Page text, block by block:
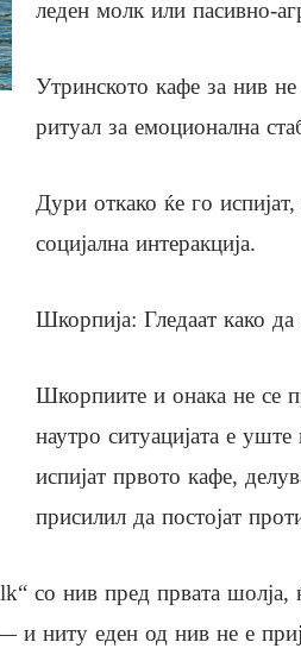
леден молк или пасивно-
Утринското кафе за нив
ритуал за емоционална
Дури откако ќе го
социјална интеракција.
Шкорпија: Гледаат како да
Шкорпиите и онака не се
наутро ситуацијата е
испијат првото кафе,
присилил да постојат
со нив пред првата шолја,
и ниту еден од нив не е